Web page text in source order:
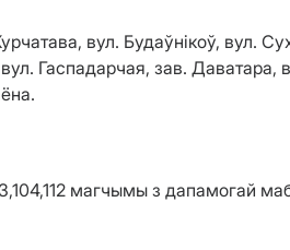
вул. Будаўнікоў, вул.
Гаспадарчая, зав. Даватара,
магчымы з дапамогай